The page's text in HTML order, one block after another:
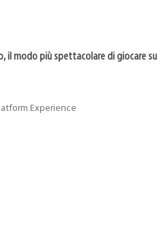
il modo più spettacolare di giocare su
Experience